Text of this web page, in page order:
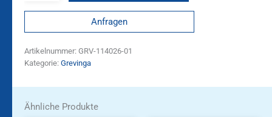
Anfragen
Artikelnummer: GRV-114026-01
Kategorie: Grevinga
Ähnliche Produkte